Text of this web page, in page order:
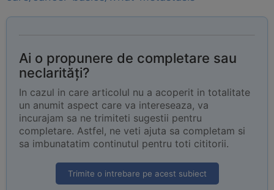
Ai o propunere de completare sau
neclarități?
In cazul in care articolul nu a acoperit in totalitate
un anumit aspect care va intereseaza, va
incurajam sa ne trimiteti sugestii pentru
completare. Astfel, ne veti ajuta sa completam si
sa imbunatatim continutul pentru toti cititorii.
Trimite o intrebare pe acest subiect